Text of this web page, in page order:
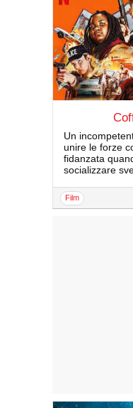
Un
unire le forze
fidanzata
socializzare
film